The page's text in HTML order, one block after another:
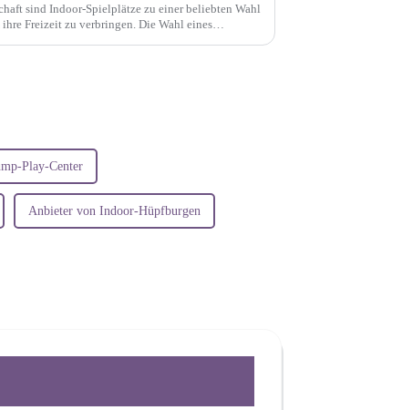
sind Indoor-Spielplätze zu einer beliebten Wahl
Freizeit zu verbringen. Die Wahl eines
Play-Center
Anbieter von Indoor-Hüpfburgen